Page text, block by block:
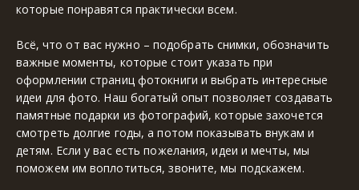
которые понравятся практически всем.
Всё, что от вас нужно – подобрать снимки, обозначить
важные моменты, которые стоит указать при
оформлении страниц фотокниги и выбрать интересные
идеи для фото. Наш богатый опыт позволяет создавать
памятные подарки из фотографий, которые захочется
смотреть долгие годы, а потом показывать внукам и
детям. Если у вас есть пожелания, идеи и мечты, мы
поможем им воплотиться, звоните, мы подскажем.